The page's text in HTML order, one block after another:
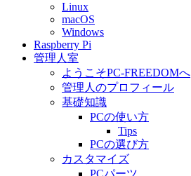
Linux
macOS
Windows
Raspberry Pi
管理人室
ようこそPC-FREEDOMへ
管理人のプロフィール
基礎知識
PCの使い方
Tips
PCの選び方
カスタマイズ
PCパーツ